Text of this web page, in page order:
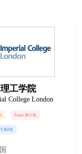
工学院
College London
Times 第11名
第8名